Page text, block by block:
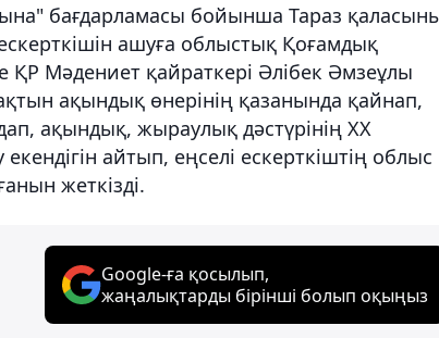
бағдарламасы бойынша Тараз
ашуға облыстық Қоғамдық
ҚР Мәдениет қайраткері Әлібек Әмзеұлы
ақындық өнерінің қазанында қайнап,
ақындық, жыраулық дәстүрінің XX
айтып, еңселі ескерткіштің облыс
жеткізді.
Google-ға қосылып,
жаңалықтарды бірінші болып оқыңыз